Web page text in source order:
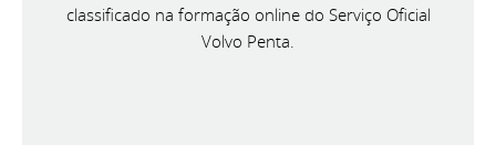
classificado na formação online do Serviço Oficial
Volvo Penta.